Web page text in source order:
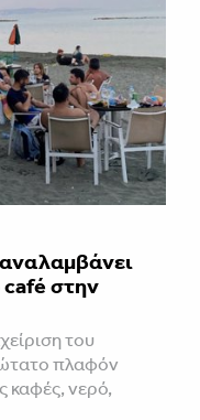
αναλαμβάνει
στην
του
πλαφόν
καφές, νερό,